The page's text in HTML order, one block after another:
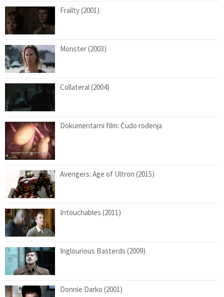
Frailty (2001)
Monster (2003)
Collateral (2004)
Dokumentarni film: Čudo rođenja
Avengers: Age of Ultron (2015)
Intouchables (2011)
Inglourious Basterds (2009)
Donnie Darko (2001)